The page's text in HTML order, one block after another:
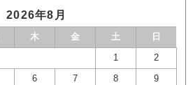
2026年8月
木 金 土 日
1 2
6 7 8 9